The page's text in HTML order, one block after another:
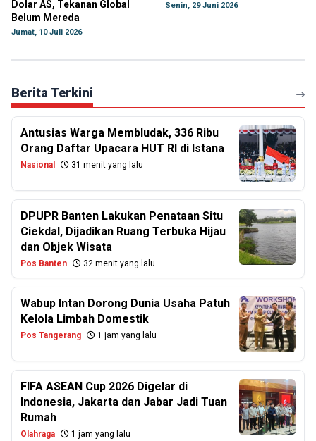
Dolar AS, Tekanan Global
Belum Mereda
Jumat, 10 Juli 2026
Senin, 29 Juni 2026
Berita Terkini
Antusias Warga Membludak, 336 Ribu
Orang Daftar Upacara HUT RI di Istana
Nasional 31 menit yang lalu
DPUPR Banten Lakukan Penataan Situ
Ciekdal, Dijadikan Ruang Terbuka Hijau
dan Objek Wisata
Pos Banten 32 menit yang lalu
Wabup Intan Dorong Dunia Usaha Patuh
Kelola Limbah Domestik
Pos Tangerang 1 jam yang lalu
FIFA ASEAN Cup 2026 Digelar di
Indonesia, Jakarta dan Jabar Jadi Tuan
Rumah
Olahraga 1 jam yang lalu